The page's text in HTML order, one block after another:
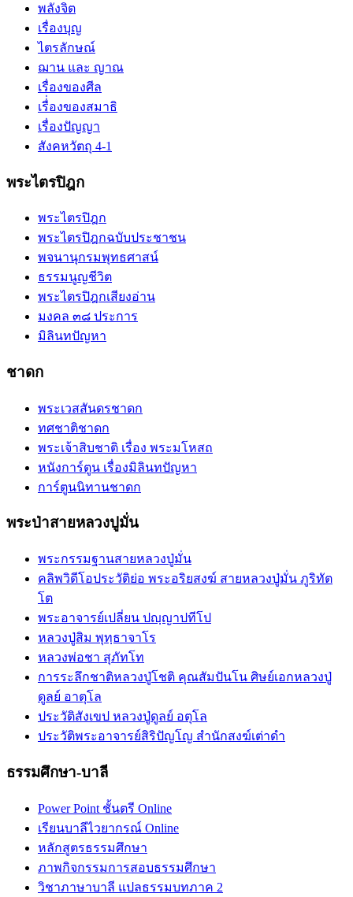
พลังจิต
เรื่องบุญ
ไตรลักษณ์
ฌาน และ ญาณ
เรื่องของศีล
เรื่่องของสมาธิ
เรื่องปัญญา
สังคหวัตถุ 4-1
พระไตรปิฎก
พระไตรปิฎก
พระไตรปิฎกฉบับประชาชน
พจนานุกรมพุทธศาสน์
ธรรมนูญชีวิต
พระไตรปิฎกเสียงอ่าน
มงคล ๓๘ ประการ
มิลินทปัญหา
ชาดก
พระเวสสันดรชาดก
ทศชาติชาดก
พระเจ้าสิบชาติ เรื่อง พระมโหสถ
หนังการ์ตูน เรื่องมิลินทปัญหา
การ์ตูนนิทานชาดก
พระป่าสายหลวงปูมั่น
พระกรรมฐานสายหลวงปู่มั่น
คลิพวิดีโอประวัติย่อ พระอริยสงฆ์ สายหลวงปู่มั่น ภูริทัต
โต
พระอาจารย์เปลี่ยน ปญฺญาปทีโป
หลวงปู่สิม พุทฺธาจาโร
หลวงพ่อชา สุภัทโท
การระลึกชาติหลวงปู่โชติ คุณสัมปันโน ศิษย์เอกหลวงปู่
ดูลย์ อาตุโล
ประวัติสังเขป หลวงปู่ดูลย์ อตุโล
ประวัติ​พระ​อาจารย์​สิริ​ปัญโญ​ สำนัก​สงฆ์​เต่าดำ​
ธรรมศึกษา-บาลี
Power Point ชั้นตรี Online
เรียนบาลีไวยากรณ์ Online
หลักสูตรธรรมศึกษา
ภาพกิจกรรมการสอบธรรมศึกษา
วิชาภาษาบาลี แปลธรรมบทภาค 2